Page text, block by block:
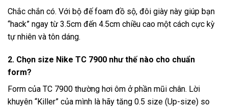
Chắc chắn có. Với bộ đế foam đồ sộ, đôi giày này giúp bạn
“hack” ngay từ 3.5cm đến 4.5cm chiều cao một cách cực kỳ
tự nhiên và tôn dáng.
2. Chọn size Nike TC 7900 như thế nào cho chuẩn
form?
Form của TC 7900 thường hơi ôm ở phần mũi chân. Lời
khuyên “Killer” của mình là hãy tăng 0.5 size (Up-size) so